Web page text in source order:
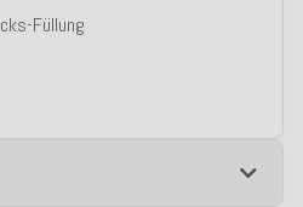
Füllung